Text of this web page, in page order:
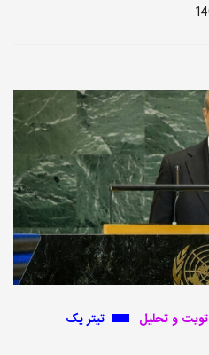
تویت و تحلیل
تیتر یک